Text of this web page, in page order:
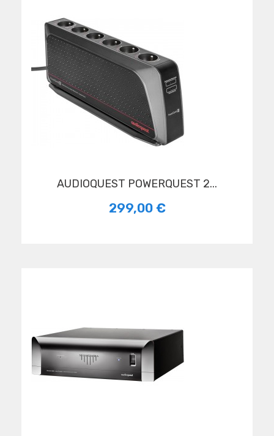
AUDIOQUEST POWERQUEST 2...
299,00 €